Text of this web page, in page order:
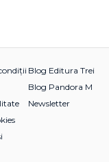
Blog Editura Trei
Blog Pandora M
Newsletter